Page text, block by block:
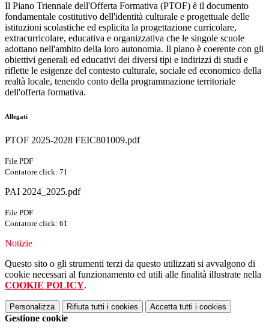
Il Piano Triennale dell'Offerta Formativa (PTOF) è il documento
fondamentale costitutivo dell'identità culturale e progettuale delle
istituzioni scolastiche ed esplicita la progettazione curricolare,
extracurricolare, educativa e organizzativa che le singole scuole
adottano nell'ambito della loro autonomia. Il piano è coerente con gli
obiettivi generali ed educativi dei diversi tipi e indirizzi di studi e
riflette le esigenze del contesto culturale, sociale ed economico della
realtà locale, tenendo conto della programmazione territoriale
dell'offerta formativa.
Allegati
PTOF 2025-2028 FEIC801009.pdf
File PDF
Contatore click: 71
PAI 2024_2025.pdf
File PDF
Contatore click: 61
Notizie
Questo sito o gli strumenti terzi da questo utilizzati si avvalgono di
cookie necessari al funzionamento ed utili alle finalità illustrate nella
COOKIE POLICY.
Personalizza Rifiuta tutti i cookies Accetta tutti i cookies
Gestione cookie